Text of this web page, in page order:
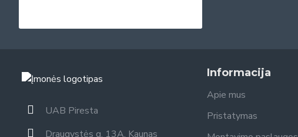
UAB Piresta
Draugystės g. 13A, Kaunas
Informacija
Apie mus
Pristatymas